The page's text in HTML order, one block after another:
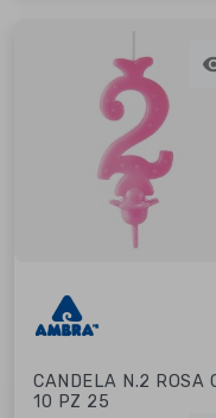
CANDELA N.2 ROSA
10 PZ 25